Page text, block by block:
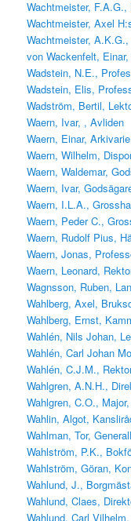
Wachtmeister,
Wachtmeister, Axel
Wachtmeister,
von Wackenfelt,
Wadstein, N.E.,
Wadstein, Elis,
Wadström, Bertil,
Waern, Ivar, , Avliden
Waern, Einar,
Waern, Wilhelm,
Waern, Waldemar,
Waern, Ivar,
Waern, I.L.A.,
Waern, Peder C.,
Waern, Rudolf Pius,
Waern, Jonas,
Waern, Leonard,
Wagnsson, Ruben,
Wahlberg, Axel,
Wahlberg, Ernst,
Wahlén, Nils Johan,
Wahlén, Carl Johan
Wahlén, C.J.M.,
Wahlgren, A.N.H.,
Wahlgren, C.O.,
Wahlin, Algot,
Wahlman, Tor,
Wahlström, P.K.,
Wahlström, Göran,
Wahlund, J.,
Wahlund, Claes,
Wahlund, Carl